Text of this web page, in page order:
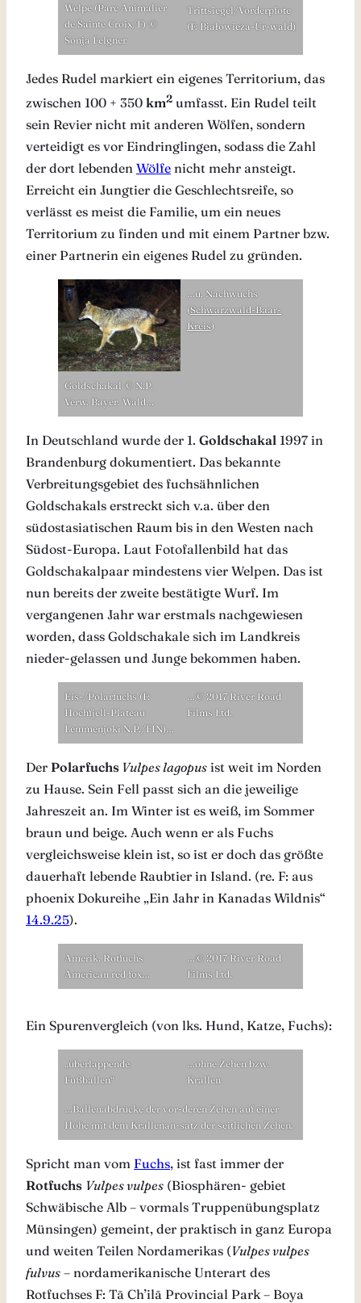
Welpe (Parc Animalier
de Sainte Croix/F) ©
Sonja Felgner
Trittsiegel/Vorderpfote
(F: Białowieża-Ur-wald)
Jedes Rudel markiert ein eigenes Territorium, das
zwischen 100 + 350 km2 umfasst. Ein Rudel teilt
sein Revier nicht mit anderen Wölfen, sondern
verteidigt es vor Eindringlingen, sodass die Zahl
der dort lebenden Wölfe nicht mehr ansteigt.
Erreicht ein Jungtier die Geschlechtsreife, so
verlässt es meist die Familie, um ein neues
Territorium zu finden und mit einem Partner bzw.
einer Partnerin ein eigenes Rudel zu gründen.
Goldschakal © N.P.
Verw. Bayer. Wald…
…u. Nachwuchs
(Schwarzwald-Baar-
Kreis)
In Deutschland wurde der 1. Goldschakal 1997 in
Brandenburg dokumentiert. Das bekannte
Verbreitungsgebiet des fuchsähnlichen
Goldschakals erstreckt sich v.a. über den
südostasiatischen Raum bis in den Westen nach
Südost-Europa. Laut Fotofallenbild hat das
Goldschakalpaar mindestens vier Welpen. Das ist
nun bereits der zweite bestätigte Wurf. Im
vergangenen Jahr war erstmals nachgewiesen
worden, dass Goldschakale sich im Landkreis
nieder-gelassen und Junge bekommen haben.
Eis-/Polarfuchs (F:
Hochfjell-Plateau
Lemmenjoki N.P./FIN)…
…© 2017 River Road
Films Ltd.
Der Polarfuchs Vulpes lagopus ist weit im Norden
zu Hause. Sein Fell passt sich an die jeweilige
Jahreszeit an. Im Winter ist es weiß, im Sommer
braun und beige. Auch wenn er als Fuchs
vergleichsweise klein ist, so ist er doch das größte
dauerhaft lebende Raubtier in Island. (re. F: aus
phoenix Dokureihe „Ein Jahr in Kanadas Wildnis“
14.9.25).
Amerik. Rotfuchs
American red fox…
…© 2017 River Road
Films Ltd.
Ein Spurenvergleich (von lks. Hund, Katze, Fuchs):
„überlappende
Fußballen“
…ohne Zehen bzw.
Krallen
…Ballenabdrücke der vor-deren Zehen auf einer
Höhe mit dem Krallenan-satz der seitlichen Zehen.
Spricht man vom Fuchs, ist fast immer der
Rotfuchs Vulpes vulpes (Biosphären- gebiet
Schwäbische Alb – vormals Truppenübungsplatz
Münsingen) gemeint, der praktisch in ganz Europa
und weiten Teilen Nordamerikas (Vulpes vulpes
fulvus – nordamerikanische Unterart des
Rotfuchses F: Tā Ch’ilā Provincial Park – Boya